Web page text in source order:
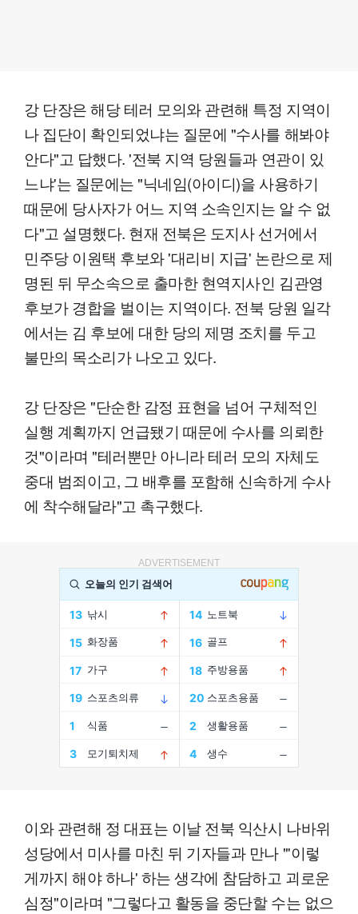
강 단장은 해당 테러 모의와 관련해 특정 지역이
나 집단이 확인되었냐는 질문에 "수사를 해봐야
안다"고 답했다. '전북 지역 당원들과 연관이 있
느냐'는 질문에는 "닉네임(아이디)을 사용하기
때문에 당사자가 어느 지역 소속인지는 알 수 없
다"고 설명했다. 현재 전북은 도지사 선거에서
민주당 이원택 후보와 '대리비 지급' 논란으로 제
명된 뒤 무소속으로 출마한 현역지사인 김관영
후보가 경합을 벌이는 지역이다. 전북 당원 일각
에서는 김 후보에 대한 당의 제명 조치를 두고
불만의 목소리가 나오고 있다.
강 단장은 "단순한 감정 표현을 넘어 구체적인
실행 계획까지 언급됐기 때문에 수사를 의뢰한
것"이라며 "테러뿐만 아니라 테러 모의 자체도
중대 범죄이고, 그 배후를 포함해 신속하게 수사
에 착수해달라"고 촉구했다.
ADVERTISEMENT
이와 관련해 정 대표는 이날 전북 익산시 나바위
성당에서 미사를 마친 뒤 기자들과 만나 "'이렇
게까지 해야 하나' 하는 생각에 참담하고 괴로운
심정"이라며 "그렇다고 활동을 중단할 수는 없으